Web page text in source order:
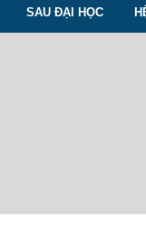
SAU ĐẠI HỌC